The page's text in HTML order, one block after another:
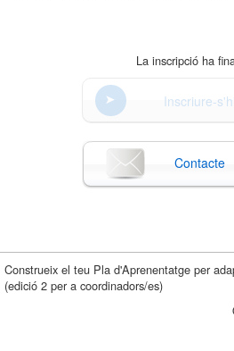
La inscripció ha
Inscriure-s'hi
Contacte
Construeix el teu Pla d'Aprenentatge per
(edició 2 per a coordinadors/es)